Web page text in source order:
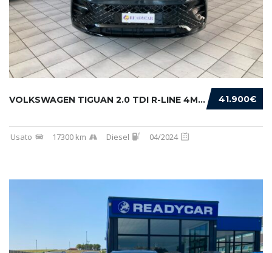
41.900€
VOLKSWAGEN TIGUAN 2.0 TDI R-LINE 4MOTION 193...
Usato 17300 km Diesel 04/2024